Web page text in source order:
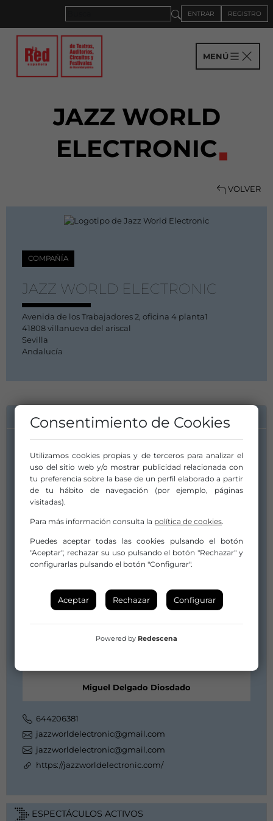
ENTRAR REGISTRO
MENÚ
JAZZ WORLD
ELECTRONIC
VOLVER
COMPAÑÍA
JAZZ WORLD ELECTRONIC
Avenida de los Trabajadores 2, oficina 4 planta1
41808 villanueva del ariscal
Sevilla
Andalucía
INFORMACIÓN DE CONTACTO
Miguel Delgado Diosdado
644206381
jazzworldelectronic@gmail.com
jazzworldelectronic@gmail.com
https://jazzworldelectronic.com/
ESPECTÁCULOS ACTIVOS
Consentimiento de Cookies
Utilizamos cookies propias y de terceros para analizar el
uso del sitio web y/o mostrar publicidad relacionada con
tu preferencia sobre la base de un perfil elaborado a partir
de tu hábito de navegación (por ejemplo, páginas
visitadas).
Para más información consulta la política de cookies.
Puedes aceptar todas las cookies pulsando el botón
"Aceptar", rechazar su uso pulsando el botón "Rechazar" y
configurarlas pulsando el botón "Configurar".
Aceptar Rechazar Configurar
Powered by Redescena